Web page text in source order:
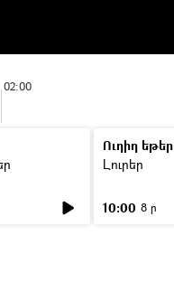
02:00
Ուղիղ եթեր
Լուրեր
10:00 8 ր